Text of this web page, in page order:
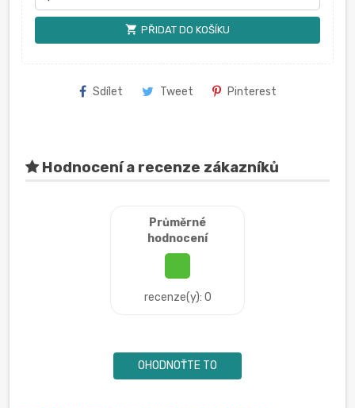
shopping_cart PŘIDAT DO KOŠÍKU
Sdílet Tweet Pinterest
Hodnocení a recenze zákazníků
Průměrné
hodnocení
recenze(y): 0
OHODNOŤTE TO